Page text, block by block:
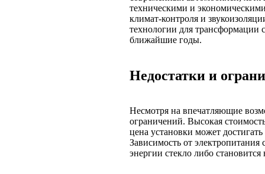
техническими и
климат-контроля и
технологии для трансформации
ближайшие годы.
Недостатки и
Несмотря на впечатляющие
ограничений. Высокая
цена установки может
Зависимость от
энергии стекло либо